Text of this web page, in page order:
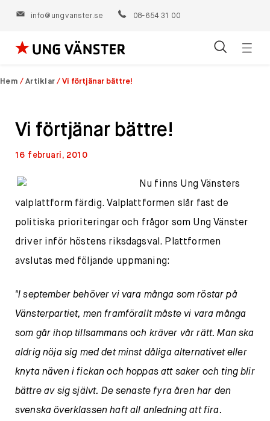
info@ungvanster.se 08-654 31 00
Hoppa
till
Hem / Artiklar /Vi förtjänar bättre!
Vi förtjänar bättre!
16 februari, 2010
Nu finns Ung Vänsters
valplattform färdig. Valplattformen slår fast de
politiska prioriteringar och frågor som Ung Vänster
driver inför höstens riksdagsval. Plattformen
avslutas med följande uppmaning:
"I september behöver vi vara många som röstar på
Vänsterpartiet, men framförallt måste vi vara många
som går ihop tillsammans och kräver vår rätt. Man ska
aldrig nöja sig med det minst dåliga alternativet eller
knyta näven i fickan och hoppas att saker och ting blir
bättre av sig självt. De senaste fyra åren har den
svenska överklassen haft all anledning att fira.